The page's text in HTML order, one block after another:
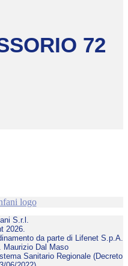
72
S.r.l.
2026.
da parte di Lifenet S.p.A.
Maurizio Dal Maso
Sanitario Regionale (Decreto